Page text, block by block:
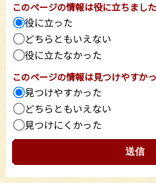
このページの情報は役に立ちまし
役に立った
どちらともいえない
役に立たなかった
このページの情報は見つけやすか
見つけやすかった
どちらともいえない
見つけにくかった